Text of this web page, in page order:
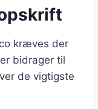
kræves der
bidrager til
de vigtigste